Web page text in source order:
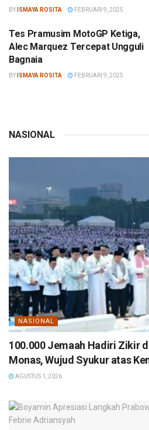
BY ISMAYA ROSITA FEBRUARI 9, 2025
Tes Pramusim MotoGP Ketiga,
Alec Marquez Tercepat Ungguli
Bagnaia
BY ISMAYA ROSITA FEBRUARI 9, 2025
NASIONAL
NASIONAL
100.000 Jemaah Hadiri Zikir
Monas, Wujud Syukur atas
AGUSTUS 1, 2026